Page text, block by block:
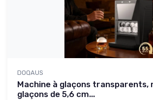
DOQAUS
Machine à glaçons transparents,
glaçons de 5,6 cm...